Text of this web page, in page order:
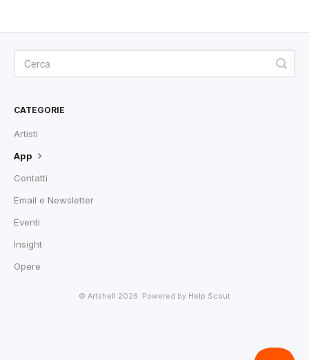
CATEGORIE
Artisti
App
Contatti
Email e Newsletter
Eventi
Insight
Opere
© Artshell 2026. Powered by Help Scout